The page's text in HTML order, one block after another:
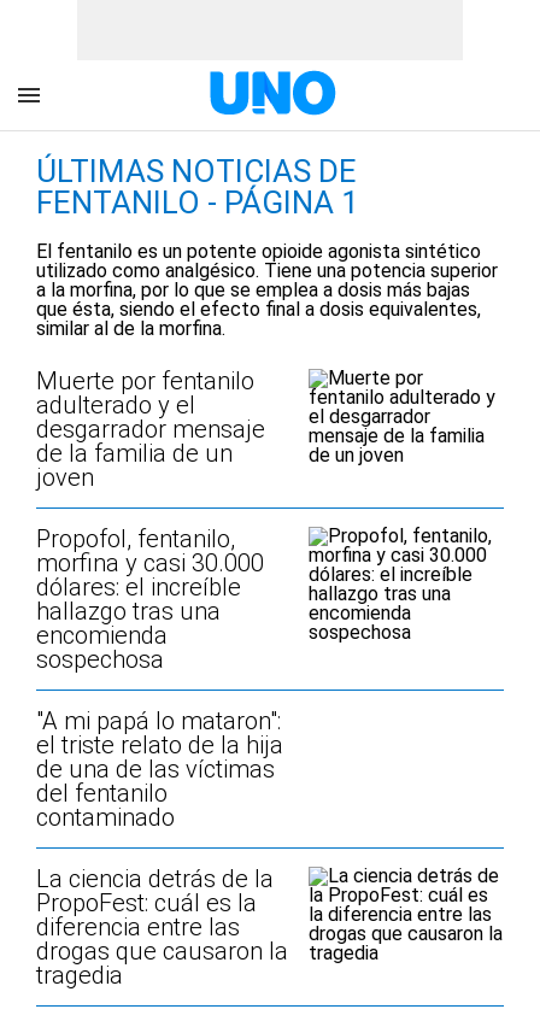
ÚLTIMAS NOTICIAS DE
FENTANILO - PÁGINA 1
El fentanilo es un potente opioide agonista sintético
utilizado como analgésico. Tiene una potencia superior
a la morfina, por lo que se emplea a dosis más bajas
que ésta, siendo el efecto final a dosis equivalentes,
similar al de la morfina.
Muerte por fentanilo
adulterado y el
desgarrador mensaje
de la familia de un
joven
Propofol, fentanilo,
morfina y casi 30.000
dólares: el increíble
hallazgo tras una
encomienda
sospechosa
"A mi papá lo mataron":
el triste relato de la hija
de una de las víctimas
del fentanilo
contaminado
La ciencia detrás de la
PropoFest: cuál es la
diferencia entre las
drogas que causaron la
tragedia